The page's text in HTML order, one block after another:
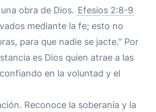
obra de Dios. Efesios 2:8-9
mediante la fe; esto no
para que nadie se jacte." Por
es Dios quien atrae a las
en la voluntad y el
Reconoce la soberanía y la